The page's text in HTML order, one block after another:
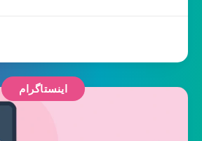
اینستاگرام